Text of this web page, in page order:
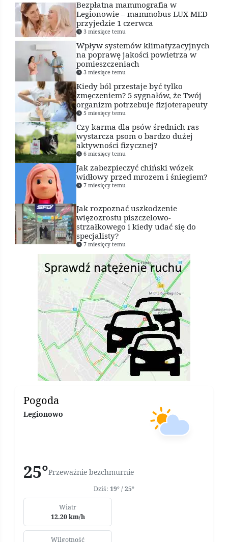
Bezpłatna mammografia w
Legionowie – mammobus LUX MED
przyjedzie 1 czerwca
3 miesiące temu
Wpływ systemów klimatyzacyjnych
na poprawę jakości powietrza w
pomieszczeniach
3 miesiące temu
Kiedy ból przestaje być tylko
zmęczeniem? 5 sygnałów, że Twój
organizm potrzebuje fizjoterapeuty
5 miesięcy temu
Czy karma dla psów średnich ras
wystarcza psom o bardzo dużej
aktywności fizycznej?
6 miesięcy temu
Jak zabezpieczyć chiński wózek
widłowy przed mrozem i śniegiem?
7 miesięcy temu
Jak rozpoznać uszkodzenie
więzozrostu piszczelowo-
strzałkowego i kiedy udać się do
specjalisty?
7 miesięcy temu
Pogoda
Legionowo
25°Przeważnie bezchmurnie
Dziś: 19°/25°
Wiatr
12.20 km/h
Wilgotność